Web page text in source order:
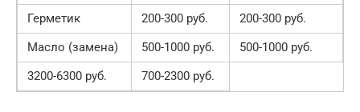
Герметик 200-300 руб.
200-300 руб.
Масло (замена)
500-1000 руб.
500-1000 руб.
3200-6300 руб.
700-2300 руб.